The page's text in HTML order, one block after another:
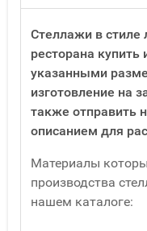
Стеллажи в
ресторана купить
указанными
изготовление на
также отправить
описанием для
Материалы
производства
нашем каталоге: